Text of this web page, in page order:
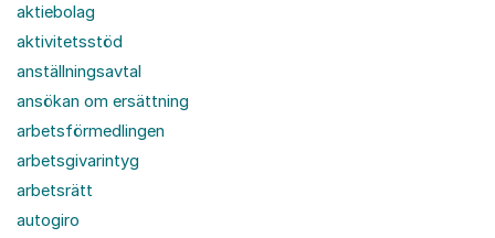
aktiebolag
aktivitetsstöd
anställningsavtal
ansökan om ersättning
arbetsförmedlingen
arbetsgivarintyg
arbetsrätt
autogiro